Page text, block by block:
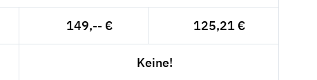
149,-- € 125,21 €
Keine!